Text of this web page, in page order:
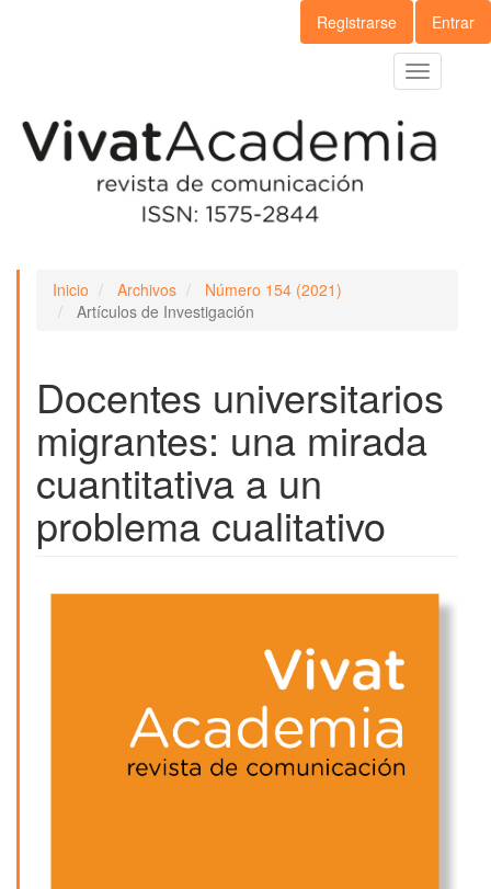
lateral
Registrarse Entrar
Toggle
navigation
Inicio Archivos
Número 154 (2021)
Artículos de Investigación
Docentes universitarios
migrantes: una mirada
cuantitativa a un
problema cualitativo
Barra
artículo